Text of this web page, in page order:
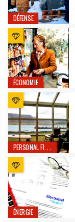
DÉFENSE
ÉCONOMIE
PERSONAL FINANCE
ÉNERGIE